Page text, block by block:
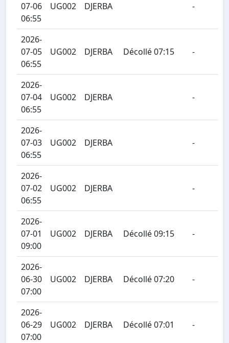
07-06
06:55
UG002 DJERBA -
2026-
07-05
06:55
UG002 DJERBA Décollé 07:15 -
2026-
07-04
06:55
UG002 DJERBA -
2026-
07-03
06:55
UG002 DJERBA -
2026-
07-02
06:55
UG002 DJERBA -
2026-
07-01
09:00
UG002 DJERBA Décollé 09:15 -
2026-
06-30
07:00
UG002 DJERBA Décollé 07:20 -
2026-
06-29
07:00
UG002 DJERBA Décollé 07:01 -